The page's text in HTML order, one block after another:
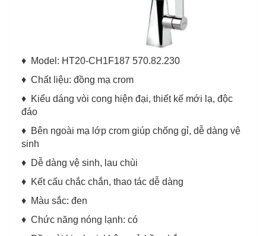
♦ Model: HT20-CH1F187 570.82.230
♦ Chất liệu: đồng mạ crom
♦ Kiểu dáng vòi cong hiện đại, thiết kế mới lạ, độc
đáo
♦ Bên ngoài mạ lớp crom giúp chống gỉ, dễ dàng vệ
sinh
♦ Dễ dàng vệ sinh, lau chùi
♦ Kết cấu chắc chắn, thao tác dễ dàng
♦ Màu sắc: đen
♦ Chức năng nóng lạnh: có